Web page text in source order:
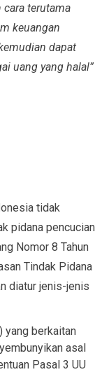
cara terutama
keuangan
dapat
uang yang halal”
tidak
pidana pencucian
Nomor 8 Tahun
Tindak Pidana
diatur jenis-jenis
yang berkaitan
asal
Pasal 3 UU